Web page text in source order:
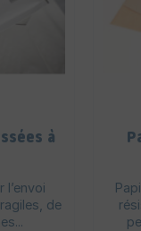
à
l’envoi
de